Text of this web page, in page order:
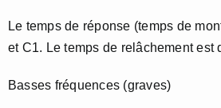
Le temps de réponse (temps de
et C1. Le temps de relâchement est
Basses fréquences (graves)